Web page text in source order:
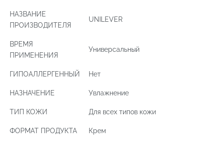
НАЗВАНИЕ
ПРОИЗВОДИТЕЛЯ
UNILEVER
ВРЕМЯ
ПРИМЕНЕНИЯ
Универсальный
ГИПОАЛЛЕРГЕННЫЙ Нет
НАЗНАЧЕНИЕ Увлажнение
ТИП КОЖИ Для всех типов кожи
ФОРМАТ ПРОДУКТА Крем